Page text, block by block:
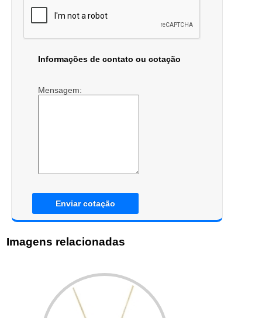
Informações de contato ou cotação
Mensagem:
Enviar cotação
Imagens relacionadas